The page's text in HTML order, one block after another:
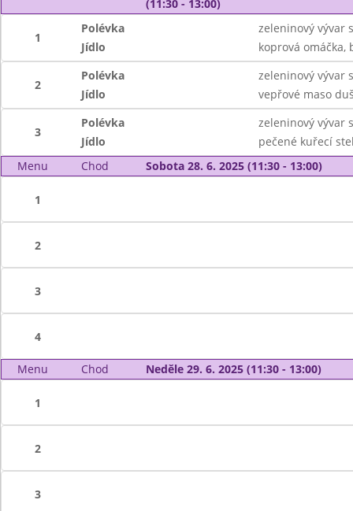
(11:30 - 13:00)
1
Polévka
zeleninový vývar
Jídlo
koprová omáčka,
2
Polévka
zeleninový vývar
Jídlo
vepřové maso
3
Polévka
zeleninový vývar
Jídlo
pečené kuřecí
Menu
Chod Sobota 28. 6. 2025 (11:30 - 13:00)
1
2
3
4
Menu Chod Neděle 29. 6. 2025 (11:30 - 13:00)
1
2
3